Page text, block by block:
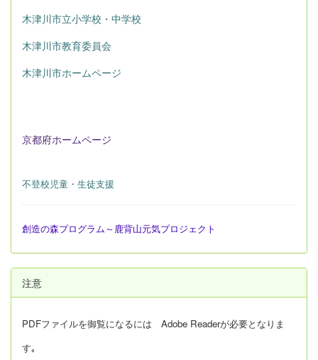
木津川市立小学校・中学校
木津川市教育委員会
木津川市ホームページ
京都府ホームページ
不登校児童・生徒支援
創造の森プログラム～鹿背山元気プロジェクト
注意
PDFファイルを御覧になるには Adobe Readerが必要となりま
す｡